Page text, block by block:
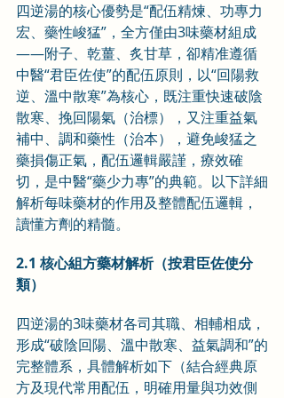
四逆湯的核心優勢是“配伍精煉、功專力
宏、藥性峻猛”，全方僅由3味藥材組成
——附子、乾薑、炙甘草，卻精准遵循
中醫“君臣佐使”的配伍原則，以“回陽救
逆、溫中散寒”為核心，既注重快速破陰
散寒、挽回陽氣（治標），又注重益氣
補中、調和藥性（治本），避免峻猛之
藥損傷正氣，配伍邏輯嚴謹，療效確
切，是中醫“藥少力專”的典範。以下詳細
解析每味藥材的作用及整體配伍邏輯，
讀懂方劑的精髓。
2.1 核心組方藥材解析（按君臣佐使分
類）
四逆湯的3味藥材各司其職、相輔相成，
形成“破陰回陽、溫中散寒、益氣調和”的
完整體系，具體解析如下（結合經典原
方及現代常用配伍，明確用量與功效側